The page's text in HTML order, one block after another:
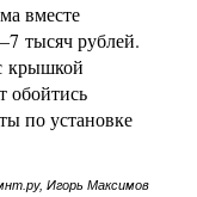
вместе
тысяч рублей.
крышкой
обойтись
по установке
Игорь Максимов